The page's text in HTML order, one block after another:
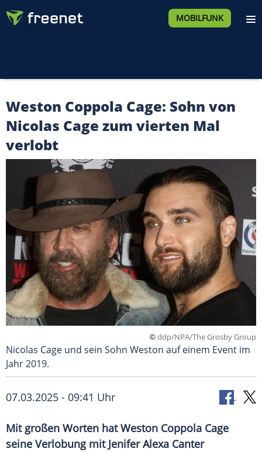
MOBILFUNK
Weston Coppola Cage: Sohn von
Nicolas Cage zum vierten Mal
verlobt
©ddp/NPA/The Grosby Group
Nicolas Cage und sein Sohn Weston auf einem Event im
Jahr 2019.
07.03.2025 - 09:41 Uhr
Mit großen Worten hat Weston Coppola Cage
seine Verlobung mit Jenifer Alexa Canter